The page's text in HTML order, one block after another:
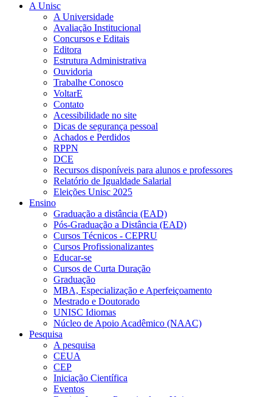
A Unisc
A Universidade
Avaliação Institucional
Concursos e Editais
Editora
Estrutura Administrativa
Ouvidoria
Trabalhe Conosco
VoltarE
Contato
Acessibilidade no site
Dicas de segurança pessoal
Achados e Perdidos
RPPN
DCE
Recursos disponíveis para alunos e professores
Relatório de Igualdade Salarial
Eleições Unisc 2025
Ensino
Graduação a distância (EAD)
Pós-Graduação a Distância (EAD)
Cursos Técnicos - CEPRU
Cursos Profissionalizantes
Educar-se
Cursos de Curta Duração
Graduação
MBA, Especialização e Aperfeiçoamento
Mestrado e Doutorado
UNISC Idiomas
Núcleo de Apoio Acadêmico (NAAC)
Pesquisa
A pesquisa
CEUA
CEP
Iniciação Científica
Eventos